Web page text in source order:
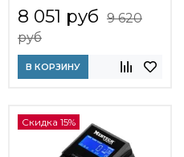
8 051 руб 9 620
руб
В КОРЗИНУ
Скидка 15%